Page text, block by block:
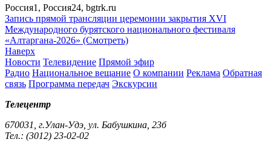
Россия1, Россия24, bgtrk.ru
Запись прямой трансляции церемонии закрытия XVI
Международного бурятского национального фестиваля
«Алтаргана-2026» (Смотреть)
Наверх
Новости Телевидение Прямой эфир
Радио Национальное вещание О компании Реклама Обратная
связь Программа передач Экскурсии
Телецентр
670031, г.Улан-Удэ, ул. Бабушкина, 23б
Тел.: (3012) 23-02-02